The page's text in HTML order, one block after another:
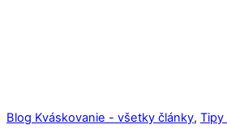
Blog Kváskovanie - všetky články, Tipy